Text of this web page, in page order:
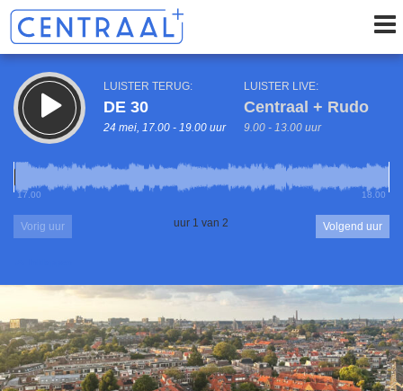
LUISTER TERUG:
DE 30
24 mei, 17.00 - 19.00 uur
LUISTER LIVE:
Centraal + Rudo
9.00 - 13.00 uur
17.00 18.00
Vorig uur uur 1 van 2 Volgend uur